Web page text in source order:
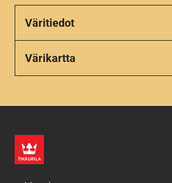
Väritiedot
Värikartta